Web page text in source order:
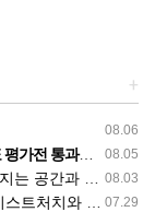
+
08.06
08.05
아선수권 출전’
08.03
고 미식의 미학
07.29
시가 주는 교훈